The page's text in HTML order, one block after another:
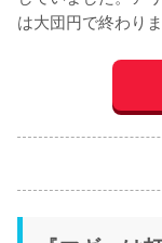
は大団円で終わりま